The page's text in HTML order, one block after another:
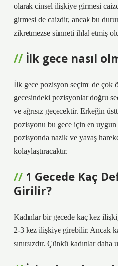
olarak cinsel ilişkiye girmesi
girmesi de caizdir, ancak bu
zikretmezse sünneti ihlal etmiş
İlk gece nasıl
İlk gece pozisyon seçimi de çok
gecesindeki pozisyonlar doğru
ve ağrısız geçecektir. Erkeğin
pozisyonu bu gece için en
pozisyonda nazik ve yavaş
kolaylaştıracaktır.
1 Gecede Kaç
Girilir?
Kadınlar bir gecede kaç kez
2-3 kez ilişkiye girebilir. Ancak
sınırsızdır. Çünkü kadınlar